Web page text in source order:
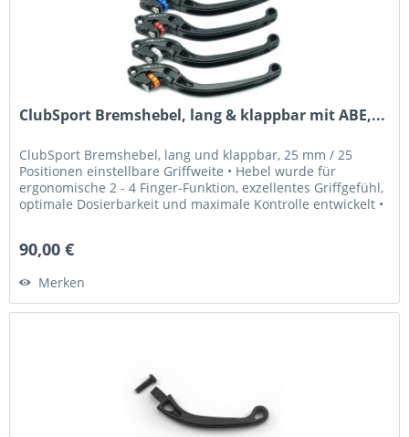
ClubSport Bremshebel, lang & klappbar mit ABE,...
ClubSport Bremshebel, lang und klappbar, 25 mm / 25
Positionen einstellbare Griffweite • Hebel wurde für
ergonomische 2 - 4 Finger-Funktion, exzellentes Griffgefühl,
optimale Dosierbarkeit und maximale Kontrolle entwickelt •
90,00 €
Merken